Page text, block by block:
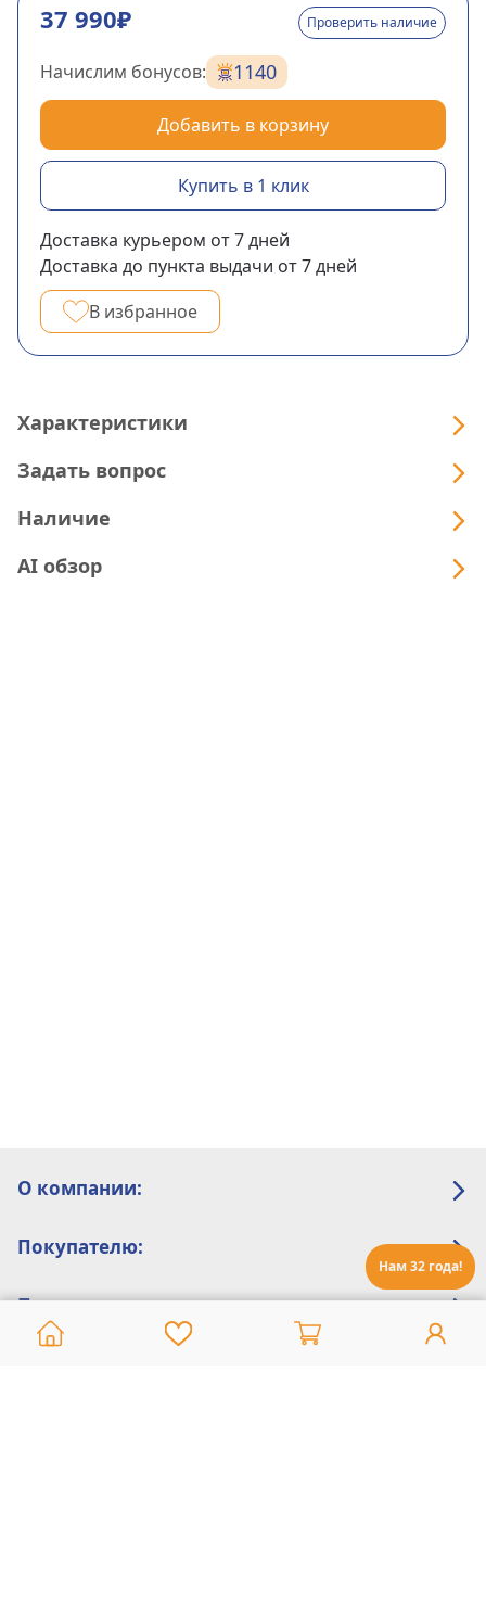
Нам 32 года!
37 990₽ Проверить наличие
Начислим бонусов: 1140
Добавить в корзину
Купить в 1 клик
Доставка курьером от 7дней
Доставка до пункта выдачи от 7дней
В избранное
Характеристики
Задать вопрос
Наличие
AI обзор
О компании:
Покупателю:
Помощь: